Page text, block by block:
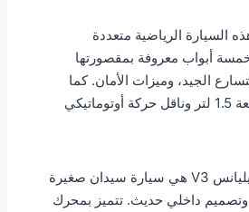
السيارة الرياضية متعددة
أبواب معروفة بمقصورتها
الجيد، وميزات الأمان. كما
يأتي بمحرك بنزين سعة 1.5 لتر وناقل حركة أوتوماتيكي
بريليانس V3 هي سيارة سيدان صغيرة
داخلي حديث. تتميز بمحرك